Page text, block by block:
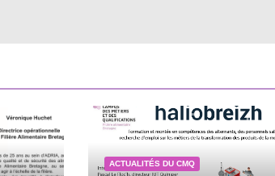
ACTUALITÉS DU CMQ